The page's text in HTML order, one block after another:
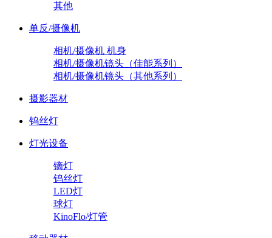
其他
单反/摄像机
相机/摄像机 机身
相机/摄像机镜头（佳能系列）
相机/摄像机镜头（其他系列）
摄影器材
钨丝灯
灯光设备
镝灯
钨丝灯
LED灯
球灯
KinoFlo/灯管